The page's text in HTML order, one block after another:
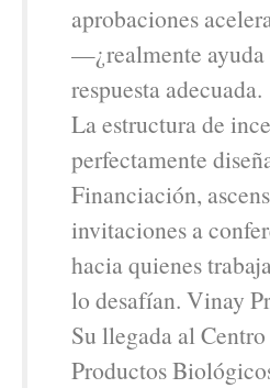
aprobaciones
—¿realmente ayuda
respuesta adecuada.
La estructura de
perfectamente
Financiación,
invitaciones a
hacia quienes
lo desafían. Vinay
Su llegada al
Productos